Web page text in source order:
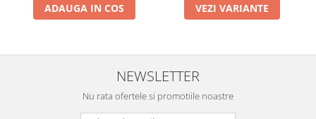
ADAUGA IN COS VEZI VARIANTE
NEWSLETTER
Nu rata ofertele si promotiile noastre